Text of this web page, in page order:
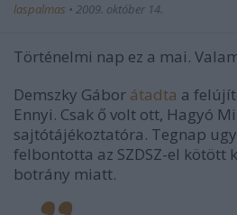
laspalmas • 2009. október 14.
Történelmi nap ez a mai.
Demszky Gábor átadta a
Ennyi. Csak ő volt ott, Hagyó
sajtótájékoztatóra. Tegnap
felbontotta az SZDSZ-el kötött
botrány miatt.